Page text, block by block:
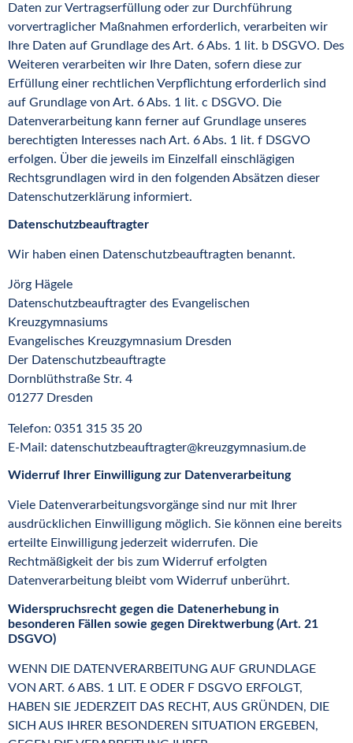
Daten zur Vertragserfüllung oder zur Durchführung
vorvertraglicher Maßnahmen erforderlich, verarbeiten wir
Ihre Daten auf Grundlage des Art. 6 Abs. 1 lit. b DSGVO. Des
Weiteren verarbeiten wir Ihre Daten, sofern diese zur
Erfüllung einer rechtlichen Verpflichtung erforderlich sind
auf Grundlage von Art. 6 Abs. 1 lit. c DSGVO. Die
Datenverarbeitung kann ferner auf Grundlage unseres
berechtigten Interesses nach Art. 6 Abs. 1 lit. f DSGVO
erfolgen. Über die jeweils im Einzelfall einschlägigen
Rechtsgrundlagen wird in den folgenden Absätzen dieser
Datenschutzerklärung informiert.
Datenschutz­beauftragter
Wir haben einen Datenschutzbeauftragten benannt.
Jörg Hägele
Datenschutzbeauftragter des Evangelischen
Kreuzgymnasiums
Evangelisches Kreuzgymnasium Dresden
Der Datenschutzbeauftragte
Dornblüthstraße Str. 4
01277 Dresden
Telefon: 0351 315 35 20
E-Mail: datenschutzbeauftragter@kreuzgymnasium.de
Widerruf Ihrer Einwilligung zur Datenverarbeitung
Viele Datenverarbeitungsvorgänge sind nur mit Ihrer
ausdrücklichen Einwilligung möglich. Sie können eine bereits
erteilte Einwilligung jederzeit widerrufen. Die
Rechtmäßigkeit der bis zum Widerruf erfolgten
Datenverarbeitung bleibt vom Widerruf unberührt.
Widerspruchsrecht gegen die Datenerhebung in
besonderen Fällen sowie gegen Direktwerbung (Art. 21
DSGVO)
WENN DIE DATENVERARBEITUNG AUF GRUNDLAGE
VON ART. 6 ABS. 1 LIT. E ODER F DSGVO ERFOLGT,
HABEN SIE JEDERZEIT DAS RECHT, AUS GRÜNDEN, DIE
SICH AUS IHRER BESONDEREN SITUATION ERGEBEN,